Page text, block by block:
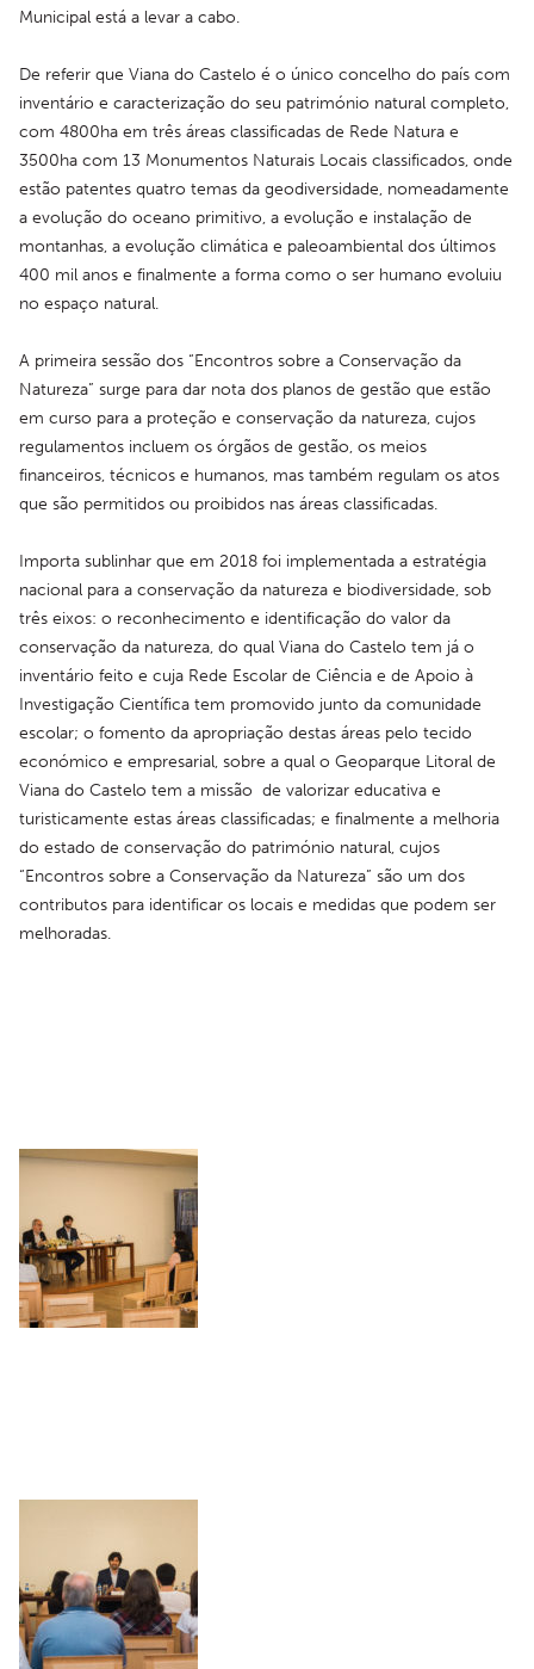
Municipal está a levar a cabo.
De referir que Viana do Castelo é o único concelho do país com
inventário e caracterização do seu património natural completo,
com 4800ha em três áreas classificadas de Rede Natura e
3500ha com 13 Monumentos Naturais Locais classificados, onde
estão patentes quatro temas da geodiversidade, nomeadamente
a evolução do oceano primitivo, a evolução e instalação de
montanhas, a evolução climática e paleoambiental dos últimos
400 mil anos e finalmente a forma como o ser humano evoluiu
no espaço natural.
A primeira sessão dos “Encontros sobre a Conservação da
Natureza” surge para dar nota dos planos de gestão que estão
em curso para a proteção e conservação da natureza, cujos
regulamentos incluem os órgãos de gestão, os meios
financeiros, técnicos e humanos, mas também regulam os atos
que são permitidos ou proibidos nas áreas classificadas.
Importa sublinhar que em 2018 foi implementada a estratégia
nacional para a conservação da natureza e biodiversidade, sob
três eixos: o reconhecimento e identificação do valor da
conservação da natureza, do qual Viana do Castelo tem já o
inventário feito e cuja Rede Escolar de Ciência e de Apoio à
Investigação Científica tem promovido junto da comunidade
escolar; o fomento da apropriação destas áreas pelo tecido
económico e empresarial, sobre a qual o Geoparque Litoral de
Viana do Castelo tem a missão  de valorizar educativa e
turisticamente estas áreas classificadas; e finalmente a melhoria
do estado de conservação do património natural, cujos
“Encontros sobre a Conservação da Natureza” são um dos
contributos para identificar os locais e medidas que podem ser
melhoradas.